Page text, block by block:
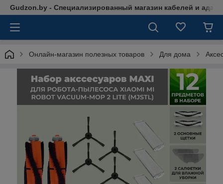
Gudzon.by - Специализированный магазин кабелей и
Онлайн-магазин полезных товаров Для дома